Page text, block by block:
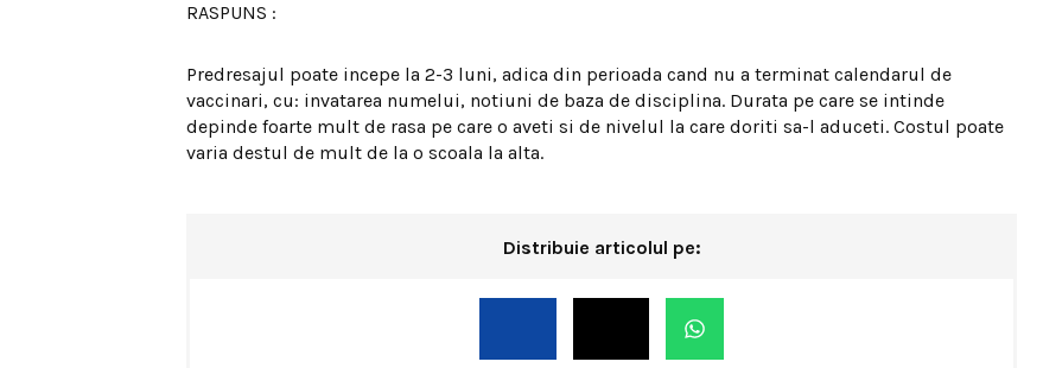
RASPUNS :
Predresajul poate incepe la 2-3 luni, adica din perioada cand nu a terminat calendarul de
vaccinari, cu: invatarea numelui, notiuni de baza de disciplina. Durata pe care se intinde
depinde foarte mult de rasa pe care o aveti si de nivelul la care doriti sa-l aduceti. Costul poate
varia destul de mult de la o scoala la alta.
Distribuie articolul pe: